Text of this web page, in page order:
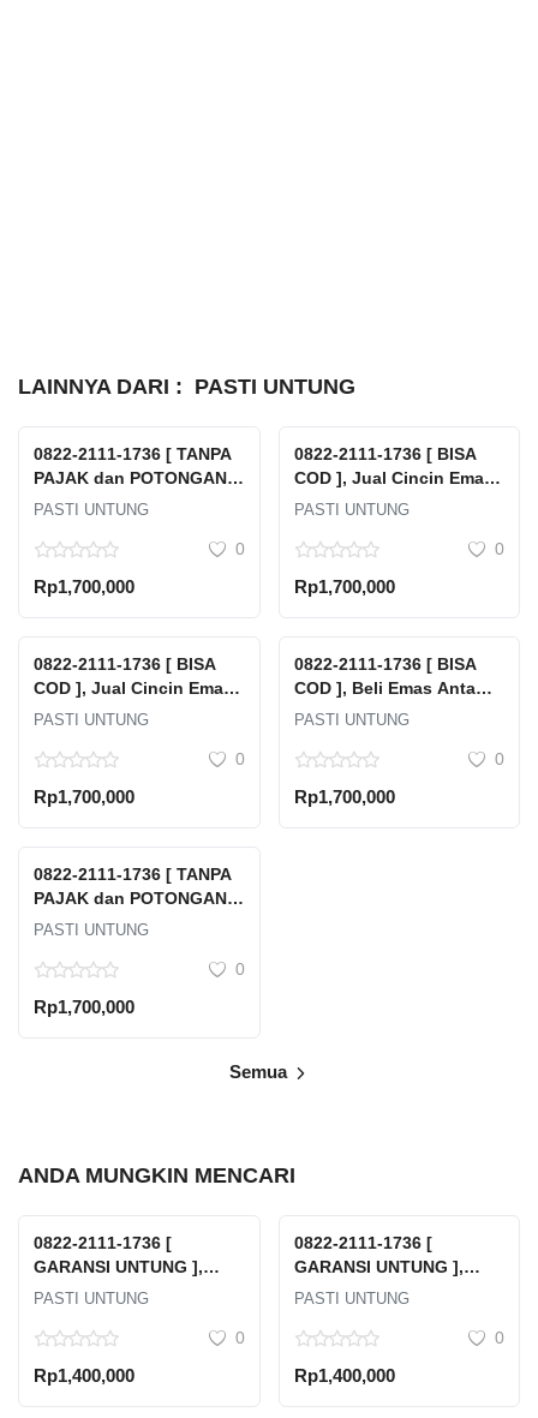
LAINNYA DARI : PASTI UNTUNG
0822-2111-1736 [ TANPA
PAJAK dan POTONGAN ],
Tempat Jual Beli Emas
Tengah Kabupaten
Kalipucang Kulon
PASTI UNTUNG
0
Rp1,700,000
0822-2111-1736 [ BISA
COD ], Jual Cincin Emas
Rusak Tanpa Surat Pasar
Jakarta Selatan Dki
PASTI UNTUNG
0
Rp1,700,000
0822-2111-1736 [ BISA
COD ], Jual Cincin Emas
Rusak Tanpa Surat Karet
Selatan Dki Jakarta
PASTI UNTUNG
0
Rp1,700,000
0822-2111-1736 [ BISA
COD ], Beli Emas Antam
Dimana Pulau Tidung
Selatan Kabupaten
Jakarta
PASTI UNTUNG
0
Rp1,700,000
0822-2111-1736 [ TANPA
PAJAK dan POTONGAN ],
Tempat Jual Beli Emas
Tengah Kabupaten
PASTI UNTUNG
0
Rp1,700,000
Semua
ANDA MUNGKIN MENCARI
0822-2111-1736 [
GARANSI UNTUNG ],
Harga Emas Cukim Hari
PASTI UNTUNG
0
Rp1,400,000
0822-2111-1736 [
GARANSI UNTUNG ],
Harga Emas Cukim
PASTI UNTUNG
0
Rp1,400,000